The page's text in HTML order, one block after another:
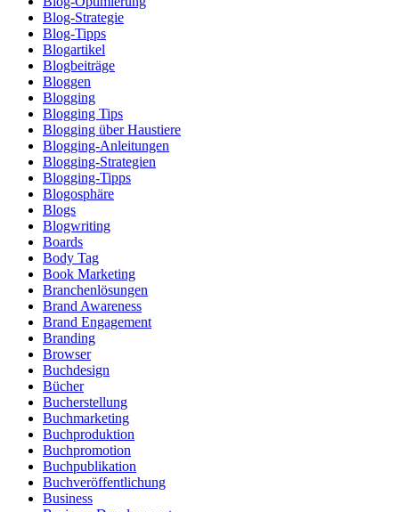
Blog-Strategie
Blog-Tipps
Blogartikel
Blogbeiträge
Bloggen
Blogging
Blogging Tips
Blogging über Haustiere
Blogging-Anleitungen
Blogging-Strategien
Blogging-Tipps
Blogosphäre
Blogs
Blogwriting
Boards
Body Tag
Book Marketing
Branchenlösungen
Brand Awareness
Brand Engagement
Branding
Browser
Buchdesign
Bücher
Bucherstellung
Buchmarketing
Buchproduktion
Buchpromotion
Buchpublikation
Buchveröffentlichung
Business